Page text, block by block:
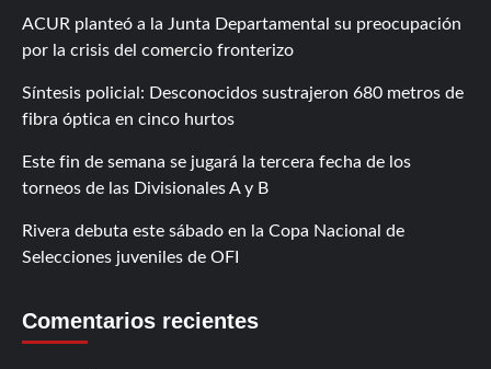
ACUR planteó a la Junta Departamental su preocupación
por la crisis del comercio fronterizo
Síntesis policial: Desconocidos sustrajeron 680 metros de
fibra óptica en cinco hurtos
Este fin de semana se jugará la tercera fecha de los
torneos de las Divisionales A y B
Rivera debuta este sábado en la Copa Nacional de
Selecciones juveniles de OFI
Comentarios recientes